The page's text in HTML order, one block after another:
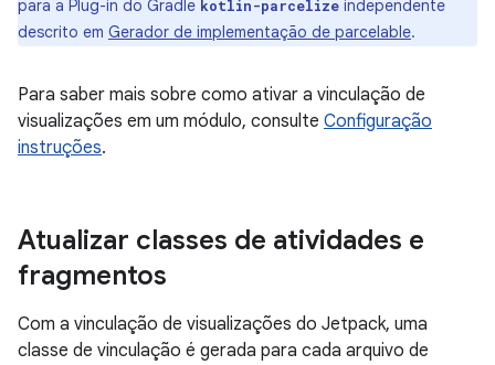
para a Plug-in do Gradle kotlin-parcelize independente
descrito em Gerador de implementação de parcelable.
Para saber mais sobre como ativar a vinculação de
visualizações em um módulo, consulte Configuração
instruções.
Atualizar classes de atividades e
fragmentos
Com a vinculação de visualizações do Jetpack, uma
classe de vinculação é gerada para cada arquivo de